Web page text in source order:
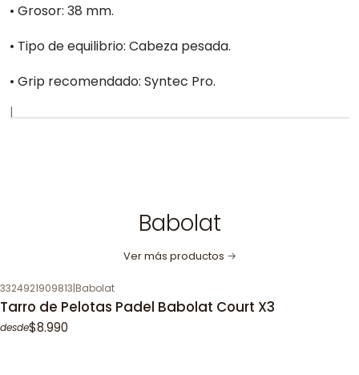
• Grosor: 38 mm.
• Tipo de equilibrio: Cabeza pesada.
• Grip recomendado: Syntec Pro.
|
Babolat
Ver más productos
3324921909813|Babolat
Tarro de Pelotas Padel Babolat Court X3
desde$8.990